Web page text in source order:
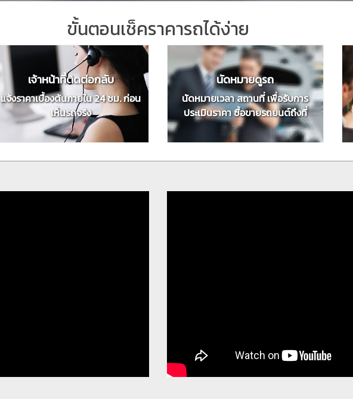
ขั้นตอนเช็คราคารถได้ง่าย
เจ้าหน้าที่ติดต่อกลับ
แจ้งราคาเบื้องต้นภายใน 24 ชม. ก่อน
เห็นรถจริง
นัดหมายดูรถ
นัดหมายเวลา สถานที่ เพื่อรับการ
ประเมินราคา ซื้อขายรถยนต์ถึงที่